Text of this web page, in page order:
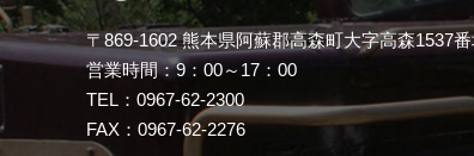
〒869-1602 熊本県阿蘇郡高森町大字高森1537
営業時間：9：00～17：00
TEL：0967-62-2300
FAX：0967-62-2276